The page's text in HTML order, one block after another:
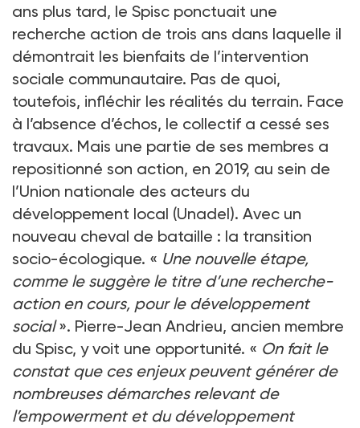
ans plus tard, le Spisc ponctuait une
recherche action de trois ans dans laquelle il
démontrait les bienfaits de l’intervention
sociale communautaire. Pas de quoi,
toutefois, infléchir les réalités du terrain. Face
à l’absence d’échos, le collectif a cessé ses
travaux. Mais une partie de ses membres a
repositionné son action, en 2019, au sein de
l’Union nationale des acteurs du
développement local (Unadel). Avec un
nouveau cheval de bataille : la transition
socio-écologique. « Une nouvelle étape,
comme le suggère le titre d’une recherche-
action en cours, pour le développement
social». Pierre-Jean Andrieu, ancien membre
du Spisc, y voit une opportunité. « On fait le
constat que ces enjeux peuvent générer de
nombreuses démarches relevant de
l’empowerment et du développement